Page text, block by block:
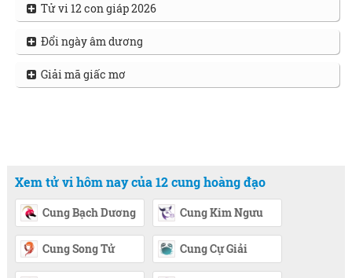
Tử vi 12 con giáp 2026
Đổi ngày âm dương
Giải mã giấc mơ
Xem tử vi hôm nay của 12 cung hoàng đạo
Cung Bạch Dương Cung Kim Ngưu
Cung Song Tử Cung Cự Giải